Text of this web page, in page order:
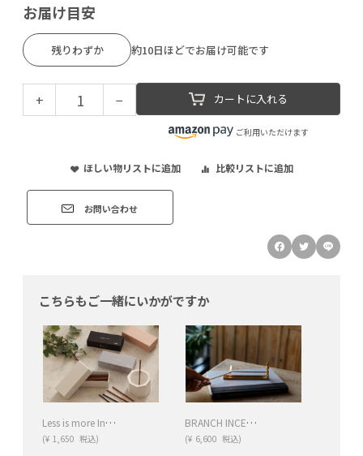
お届け目安
残りわずか 約10日ほどでお届け可能です
+ − カートに入れる
ご利用いただけます
ほしい物リストに追加 比較リストに追加
お問い合わせ
こちらもご一緒にいかがですか
Less is more Incense（お香）
(¥ 1,650 税込)
BRANCH INCENSE HOLDER（ブランチインセンスホルダー）
(¥ 6,600 税込)